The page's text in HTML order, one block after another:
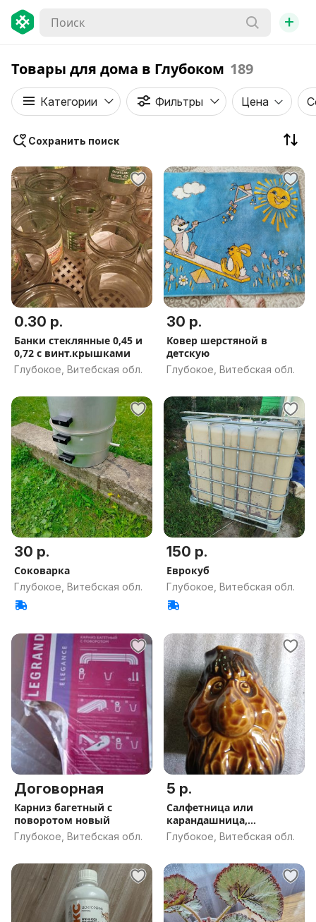
+
Товары для дома в Глубоком 189
Категории Фильтры Цена
Сохранить поиск
0.30 р.
Банки стеклянные 0,45 и
0,72 с винт.крышками
Глубокое, Витебская обл.
30 р.
Ковер шерстяной в
детскую
Глубокое, Витебская обл.
30 р.
Соковарка
Глубокое, Витебская обл.
150 р.
Еврокуб
Глубокое, Витебская обл.
Договорная
Карниз багетный с
поворотом новый
Глубокое, Витебская обл.
5 р.
Салфетница или
карандашница,
керамика.
Глубокое, Витебская обл.